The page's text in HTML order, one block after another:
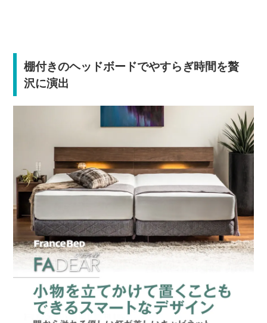
棚付きのヘッドボードでやすらぎ時間を贅
沢に演出